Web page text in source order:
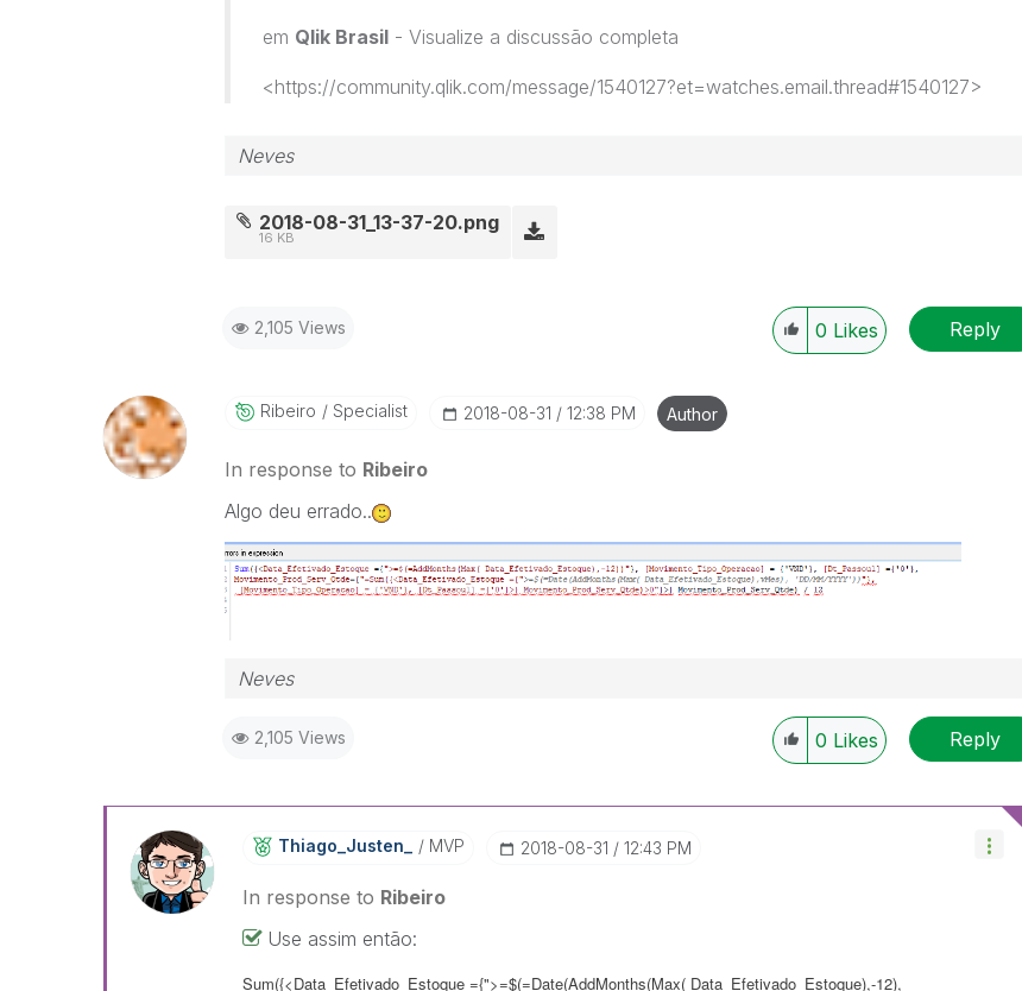
em Qlik Brasil- Visualize a discussão completa
<https://community.qlik.com/message/1540127?et=watches.email.thread#1540127>
Neves
2018-08-31_13-37-20.png
16 KB
2,105 Views 0 Likes Reply
Ribeiro Specialist ‎2018-08-31 12:38 PM Author
In response to Ribeiro
Algo deu errado..
Neves
2,105 Views 0 Likes Reply
Thiago_Justen_ MVP ‎2018-08-31 12:43 PM
In response to Ribeiro
Use assim então:
Sum({<Data_Efetivado_Estoque ={">=$(=Date(AddMonths(Max( Data_Efetivado_Estoque),-12),